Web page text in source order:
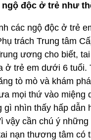
độc ở trẻ như
các ngộ độc ở trẻ
trách Trung tâm
ương cho biết,
ở trẻ em dưới 6 tuổi.
tò mò và khám
mọi thứ vào miệng
gì nhìn thấy hấp dẫn
vậy cần chú ý những
nạn thương tâm có